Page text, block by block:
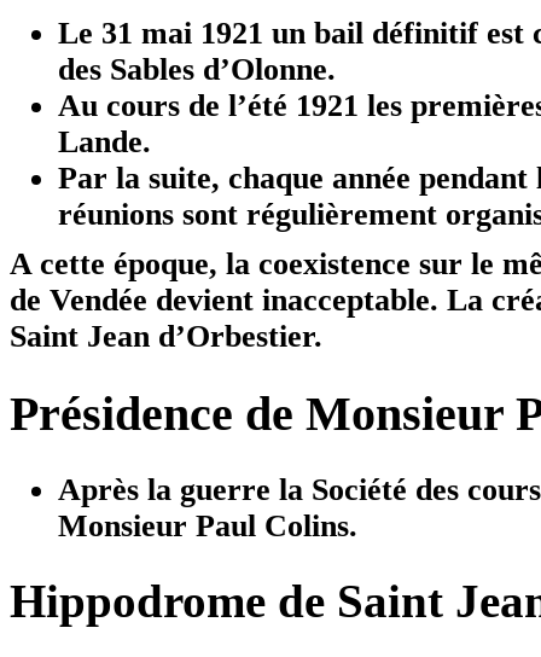
Le 31 mai 1921 un bail définitif est
des Sables d’Olonne.
Au cours de l’été 1921 les
Lande.
Par la suite, chaque année pendant
réunions sont régulièrement
A cette époque, la coexistence sur le
de Vendée devient inacceptable. La
Saint Jean d’Orbestier.
Présidence de Monsieur
Après la guerre la Société des
Monsieur Paul Colins.
Hippodrome de Saint